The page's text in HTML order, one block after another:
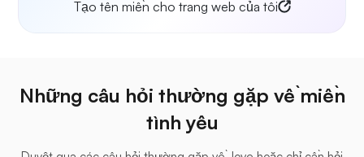
Tạo tên miền cho trang web của tôi
Những câu hỏi thường gặp về miền
tình yêu